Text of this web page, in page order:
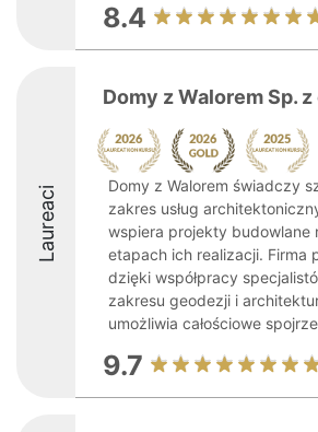
8.4
Laureaci
Domy z Walorem Sp. z
Domy z Walorem świadczy
zakres usług
wspiera projekty budowlane
etapach ich realizacji. Firma
dzięki współpracy
zakresu geodezji i
umożliwia całościowe
9.7